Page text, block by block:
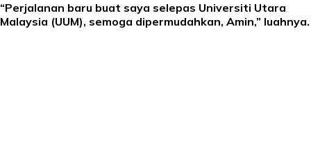
“Perjalanan baru buat saya selepas Universiti Utara
Malaysia (UUM), semoga dipermudahkan, Amin,” luahnya.